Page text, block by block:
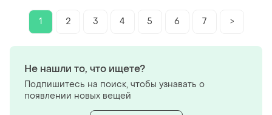
1 2 3 4 5 6 7 >
Не нашли то, что ищете?
Подпишитесь на поиск, чтобы узнавать о
появлении новых вещей